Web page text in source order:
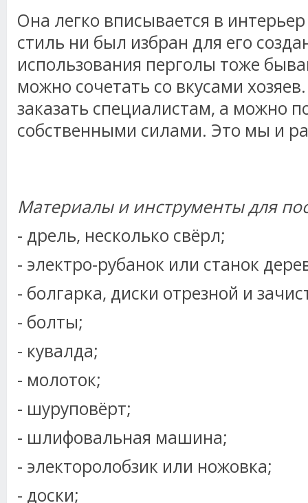
Она легко вписывается в
стиль ни был избран для его
использования перголы тоже
можно сочетать со вкусами
заказать специалистам, а можно
собственными силами. Это мы и
Материалы и инструменты для
- дрель, несколько свёрл;
- электро-рубанок или станок
- болгарка, диски отрезной и
- болты;
- кувалда;
- молоток;
- шуруповёрт;
- шлифовальная машина;
- электоролобзик или ножовка;
- доски;